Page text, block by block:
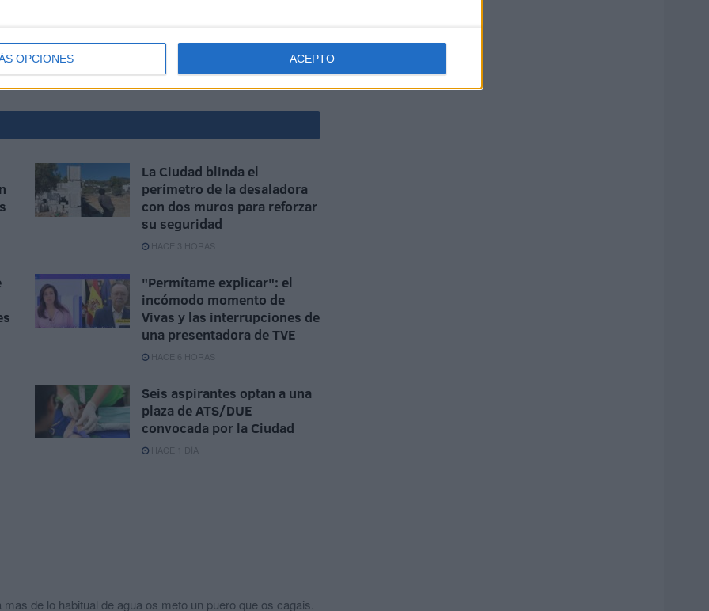
OPCIONES ACEPTO
empresa y Gobierno local han confirmado la
de Ceuta
La Ciudad blinda el
perímetro de la desaladora
con dos muros para reforzar
su seguridad
HACE 3 HORAS
"Permítame explicar": el
incómodo momento de
Vivas y las interrupciones de
una presentadora de TVE
HACE 6 HORAS
Seis aspirantes optan a una
plaza de ATS/DUE
convocada por la Ciudad
HACE 1 DÍA
de lo habitual de agua os meto un puero que os cagais.